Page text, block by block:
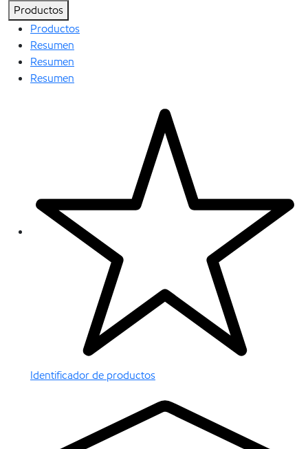
Productos
Productos
Resumen
Resumen
Resumen
Identificador de productos